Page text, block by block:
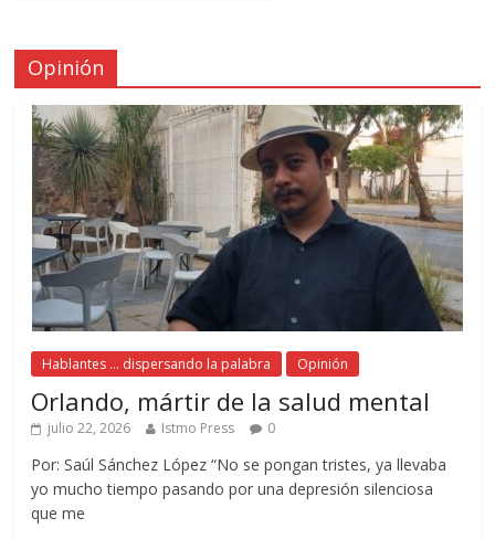
Opinión
Hablantes ... dispersando la palabra Opinión
Orlando, mártir de la salud mental
julio 22, 2026 Istmo Press 0
Por: Saúl Sánchez López “No se pongan tristes, ya llevaba
yo mucho tiempo pasando por una depresión silenciosa
que me